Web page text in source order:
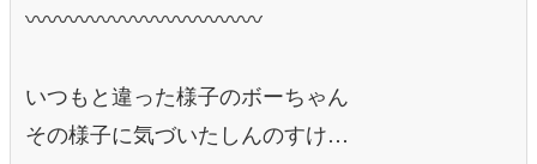
〰〰〰〰〰〰〰〰〰〰〰
いつもと違った様子のボーちゃん
その様子に気づいたしんのすけ…